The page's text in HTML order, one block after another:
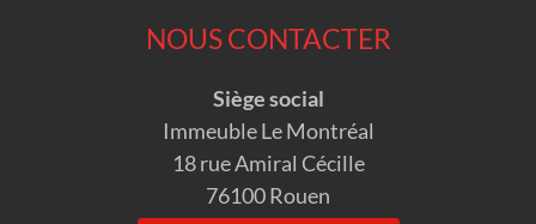
NOUS CONTACTER
Siège social
Immeuble Le Montréal
18 rue Amiral Cécille
76100 Rouen